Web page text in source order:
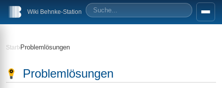
Wiki Behnke-Station
Start›Problemlösungen
Problemlösungen